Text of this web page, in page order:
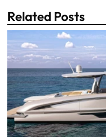
Related Posts